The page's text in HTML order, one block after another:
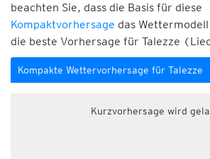
beachten Sie, dass die Basis für diese
Kompaktvorhersage das
die beste Vorhersage für Talezze
Kompakte Wettervorhersage für Talezze
Kurzvorhersage wird